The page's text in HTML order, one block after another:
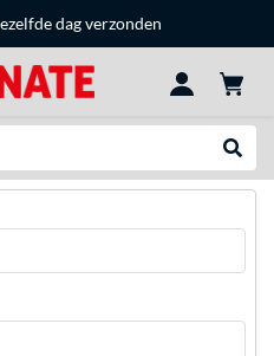
dag verzonden